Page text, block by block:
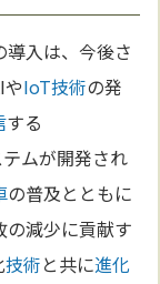
導入は、今後さ
IoT技術の発
する
ムが開発され
の普及とともに
の減少に貢献す
技術と共に進化